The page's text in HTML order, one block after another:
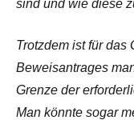
sind und wie diese
Trotzdem ist für das
Beweisantrages
Grenze der
Man könnte sogar